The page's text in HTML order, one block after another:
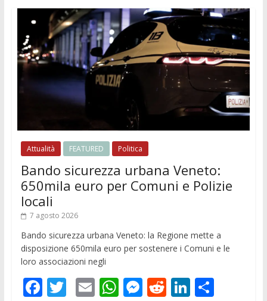
Attualità FEATURED Politica
Bando sicurezza urbana Veneto:
650mila euro per Comuni e Polizie
locali
7 agosto 2026
Bando sicurezza urbana Veneto: la Regione mette a
disposizione 650mila euro per sostenere i Comuni e le
loro associazioni negli
F T E W M R Li C